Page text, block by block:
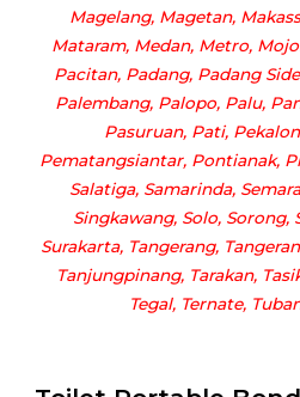
Magelang, Magetan,
Mataram, Medan, Metro,
Pacitan, Padang, Padang
Palembang, Palopo, Palu,
Pasuruan, Pati,
Pematangsiantar, Pontianak,
Salatiga, Samarinda,
Singkawang, Solo, Sorong,
Surakarta, Tangerang,
Tanjungpinang, Tarakan,
Tegal, Ternate,